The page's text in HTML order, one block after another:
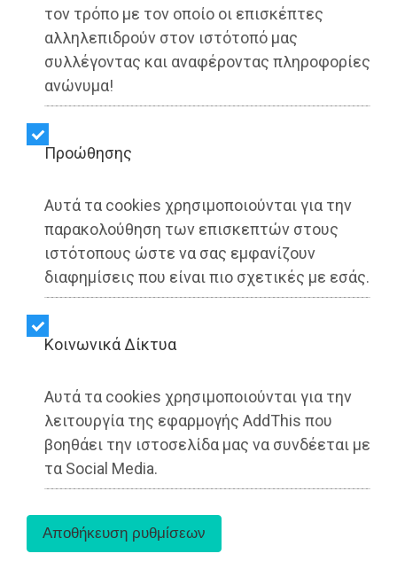
τον τρόπο με τον οποίο οι επισκέπτες
αλληλεπιδρούν στον ιστότοπό μας
συλλέγοντας και αναφέροντας πληροφορίες
ανώνυμα!
Προώθησης
Αυτά τα cookies χρησιμοποιούνται για την
παρακολούθηση των επισκεπτών στους
ιστότοπους ώστε να σας εμφανίζουν
διαφημίσεις που είναι πιο σχετικές με εσάς.
Kοινωνικά Δίκτυα
Αυτά τα cookies χρησιμοποιούνται για την
λειτουργία της εφαρμογής AddThis που
βοηθάει την ιστοσελίδα μας να συνδέεται με
τα Social Media.
Share:
Dimotisnews | 16/06/2025 - 13:12
H Κοινωνική Υπηρεσία του Δήμου Παιανίας, θα
πραγματοποιήσει την Πέμπτη 19 Ιουνίου 2025,
από τις 10:30 έως τη 13:00 διανομή τροφίμων
Κοινωνικού Παντοπωλείου.